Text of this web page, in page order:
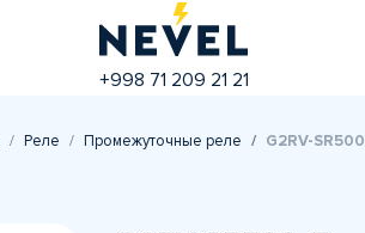
+998 71 209 21 21
Реле Промежуточные реле G2RV-